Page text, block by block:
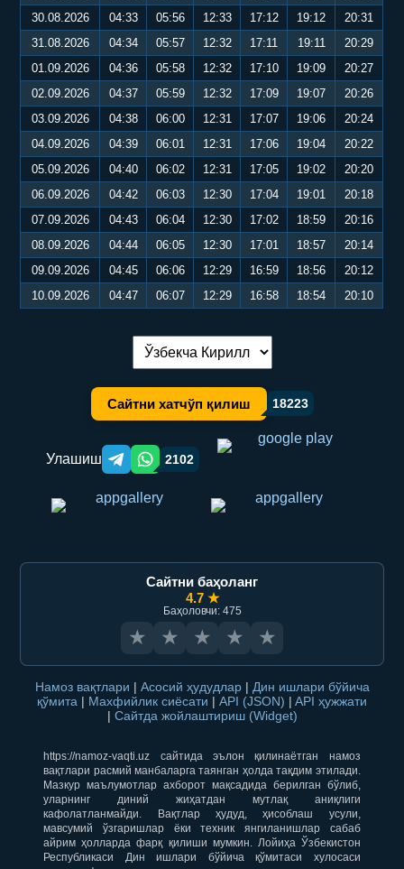
30.08.2026
04:33 05:56 12:33 17:12 19:12
20:31
31.08.2026
04:34 05:57 12:32 17:11 19:11
20:29
01.09.2026
04:36 05:58 12:32 17:10 19:09
20:27
02.09.2026
04:37 05:59 12:32 17:09 19:07
20:26
03.09.2026
04:38 06:00 12:31 17:07 19:06
20:24
04.09.2026
04:39 06:01 12:31 17:06 19:04
20:22
05.09.2026
04:40 06:02 12:31 17:05 19:02
20:20
06.09.2026
04:42 06:03 12:30 17:04 19:01
20:18
07.09.2026
04:43 06:04 12:30 17:02 18:59
20:16
08.09.2026
04:44 06:05 12:30 17:01 18:57
20:14
09.09.2026
04:45 06:06 12:29 16:59 18:56
20:12
10.09.2026
04:47 06:07 12:29 16:58 18:54 20:10
Тилни алмаштириш:
Сайтни хатчўп қилиш 18223
Улашиш Telegram orqali ulashish
WhatsApp orqali ulashish
2102
Сайтни баҳоланг
4.7 ★
Баҳоловчи: 475
★ ★ ★ ★ ★
Намоз вақтлари | Асосий ҳудудлар | Дин ишлари бўйича
қўмита | Махфийлик сиёсати | API (JSON) | API ҳужжати
| Сайтда жойлаштириш (Widget)
https://namoz-vaqti.uz сайтида эълон қилинаётган намоз
вақтлари расмий манбаларга таянган ҳолда тақдим этилади.
Мазкур маълумотлар ахборот мақсадида берилган бўлиб,
уларнинг диний жиҳатдан мутлақ аниқлиги
кафолатланмайди. Вақтлар ҳудуд, ҳисоблаш усули,
мавсумий ўзгаришлар ёки техник янгиланишлар сабаб
айрим ҳолларда фарқ қилиши мумкин. Лойиҳа Ўзбекистон
Республикаси Дин ишлари бўйича қўмитаси хулосаси